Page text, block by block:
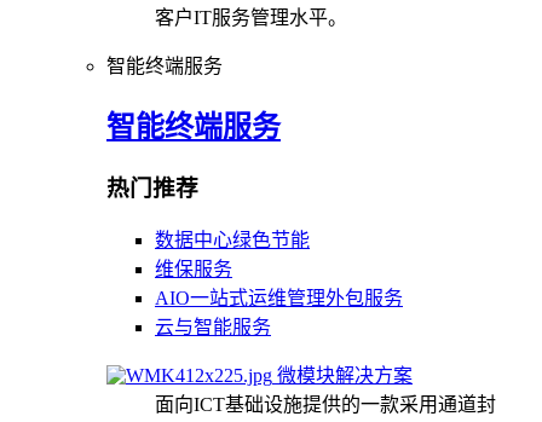
客户IT服务管理水平。
智能终端服务
智能终端服务
热门推荐
数据中心绿色节能
维保服务
AIO一站式运维管理外包服务
云与智能服务
微模块解决方案
面向ICT基础设施提供的一款采用通道封